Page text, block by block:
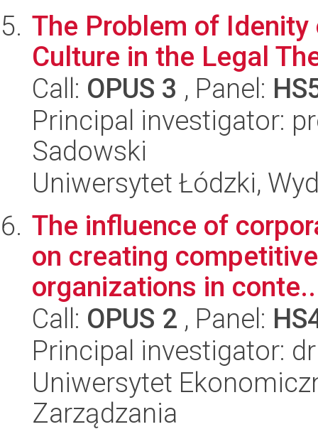
The Problem of
Culture in the Legal
Call: OPUS 3 , Panel:
Principal investigator:
Sadowski
Uniwersytet Łódzki,
The influence of
on creating
organizations in
Call: OPUS 2 , Panel:
Principal investigator:
Uniwersytet
Zarządzania